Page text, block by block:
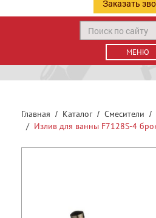
Заказать
МЕНЮ
Главная Каталог Смесители
Излив для ванны F7128S-4